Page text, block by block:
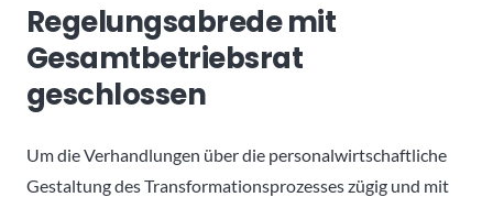
Regelungsabrede mit
Gesamtbetriebsrat
geschlossen
Um die Verhandlungen über die personalwirtschaftliche
Gestaltung des Transformationsprozesses zügig und mit